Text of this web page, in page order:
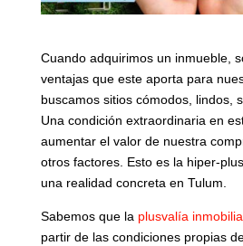
Cuando adquirimos un inmueble,
ventajas que este aporta para
buscamos sitios cómodos, lindos,
Una condición extraordinaria en
aumentar el valor de nuestra
otros factores. Esto es la hiper-
una realidad concreta en Tulum.
Sabemos que la plusvalía
partir de las condiciones propias